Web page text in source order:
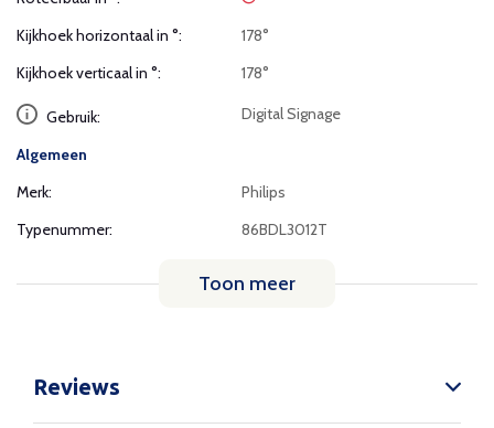
Kijkhoek horizontaal in °:
178°
Kijkhoek verticaal in °:
178°
Gebruik: Digital Signage
Algemeen
Merk:
Philips
Typenummer:
86BDL3012T
Toon meer
Reviews